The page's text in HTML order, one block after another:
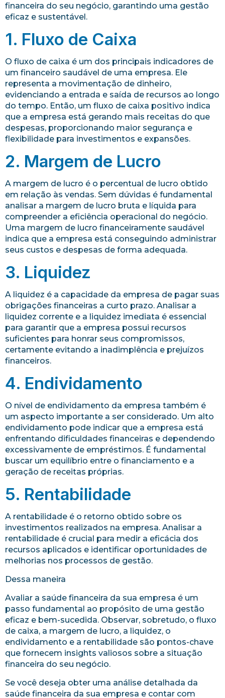
financeira do seu negócio, garantindo uma gestão
eficaz e sustentável.
1. Fluxo de Caixa
O fluxo de caixa é um dos principais indicadores de
um financeiro saudável de uma empresa. Ele
representa a movimentação de dinheiro,
evidenciando a entrada e saída de recursos ao longo
do tempo. Então, um fluxo de caixa positivo indica
que a empresa está gerando mais receitas do que
despesas, proporcionando maior segurança e
flexibilidade para investimentos e expansões.
2. Margem de Lucro
A margem de lucro é o percentual de lucro obtido
em relação às vendas. Sem dúvidas é fundamental
analisar a margem de lucro bruta e líquida para
compreender a eficiência operacional do negócio.
Uma margem de lucro financeiramente saudável
indica que a empresa está conseguindo administrar
seus custos e despesas de forma adequada.
3. Liquidez
A liquidez é a capacidade da empresa de pagar suas
obrigações financeiras a curto prazo. Analisar a
liquidez corrente e a liquidez imediata é essencial
para garantir que a empresa possui recursos
suficientes para honrar seus compromissos,
certamente evitando a inadimplência e prejuízos
financeiros.
4. Endividamento
O nível de endividamento da empresa também é
um aspecto importante a ser considerado. Um alto
endividamento pode indicar que a empresa está
enfrentando dificuldades financeiras e dependendo
excessivamente de empréstimos. É fundamental
buscar um equilíbrio entre o financiamento e a
geração de receitas próprias.
5. Rentabilidade
A rentabilidade é o retorno obtido sobre os
investimentos realizados na empresa. Analisar a
rentabilidade é crucial para medir a eficácia dos
recursos aplicados e identificar oportunidades de
melhorias nos processos de gestão.
Dessa maneira
Avaliar a saúde financeira da sua empresa é um
passo fundamental ao propósito de uma gestão
eficaz e bem-sucedida. Observar, sobretudo, o fluxo
de caixa, a margem de lucro, a liquidez, o
endividamento e a rentabilidade são pontos-chave
que fornecem insights valiosos sobre a situação
financeira do seu negócio.
Se você deseja obter uma análise detalhada da
saúde financeira da sua empresa e contar com